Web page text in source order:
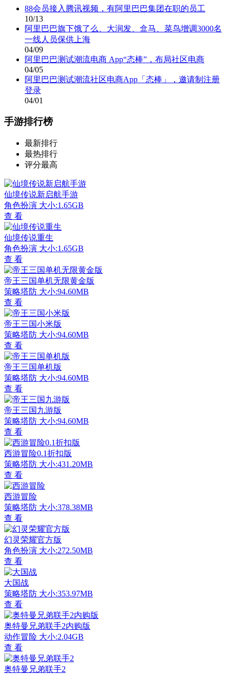
88会员接入腾讯视频，有阿里巴巴集团在职的员工
10/13
阿里巴巴旗下饿了么、大润发、盒马、菜鸟增调3000名
一线人员保供上海
04/09
阿里巴巴测试潮流电商 App“态棒”，布局社区电商
04/05
阿里巴巴测试潮流社区电商App「态棒」，邀请制注册
登录
04/01
手游排行榜
最新排行
最热排行
评分最高
仙境传说新启航手游
角色扮演 大小:1.65GB
查 看
仙境传说重生
角色扮演 大小:1.65GB
查 看
帝王三国单机无限黄金版
策略塔防 大小:94.60MB
查 看
帝王三国小米版
策略塔防 大小:94.60MB
查 看
帝王三国单机版
策略塔防 大小:94.60MB
查 看
帝王三国九游版
策略塔防 大小:94.60MB
查 看
西游冒险0.1折扣版
策略塔防 大小:431.20MB
查 看
西游冒险
策略塔防 大小:378.38MB
查 看
幻灵荣耀官方版
角色扮演 大小:272.50MB
查 看
大国战
策略塔防 大小:353.97MB
查 看
奥特曼兄弟联手2内购版
动作冒险 大小:2.04GB
查 看
奥特曼兄弟联手2